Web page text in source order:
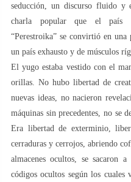
seducción, un discurso fluido y
charla popular que el país
“Perestroika” se convirtió en
un país exhausto y de músculos
El yugo estaba vestido con el
orillas. No hubo libertad de
nuevas ideas, no nacieron
máquinas sin precedentes, no se
Era libertad de exterminio,
cerraduras y cerrojos, abriendo
almacenes ocultos, se
códigos ocultos según los